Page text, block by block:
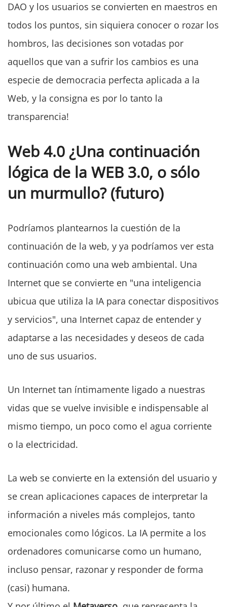
DAO y los usuarios se convierten en maestros en
todos los puntos, sin siquiera conocer o rozar los
hombros, las decisiones son votadas por
aquellos que van a sufrir los cambios es una
especie de democracia perfecta aplicada a la
Web, y la consigna es por lo tanto la
transparencia!
Web 4.0 ¿Una continuación
lógica de la WEB 3.0, o sólo
un murmullo? (futuro)
Podríamos plantearnos la cuestión de la
continuación de la web, y ya podríamos ver esta
continuación como una web ambiental. Una
Internet que se convierte en "una inteligencia
ubicua que utiliza la IA para conectar dispositivos
y servicios", una Internet capaz de entender y
adaptarse a las necesidades y deseos de cada
uno de sus usuarios.
Un Internet tan íntimamente ligado a nuestras
vidas que se vuelve invisible e indispensable al
mismo tiempo, un poco como el agua corriente
o la electricidad.
La web se convierte en la extensión del usuario y
se crean aplicaciones capaces de interpretar la
información a niveles más complejos, tanto
emocionales como lógicos. La IA permite a los
ordenadores comunicarse como un humano,
incluso pensar, razonar y responder de forma
(casi) humana.